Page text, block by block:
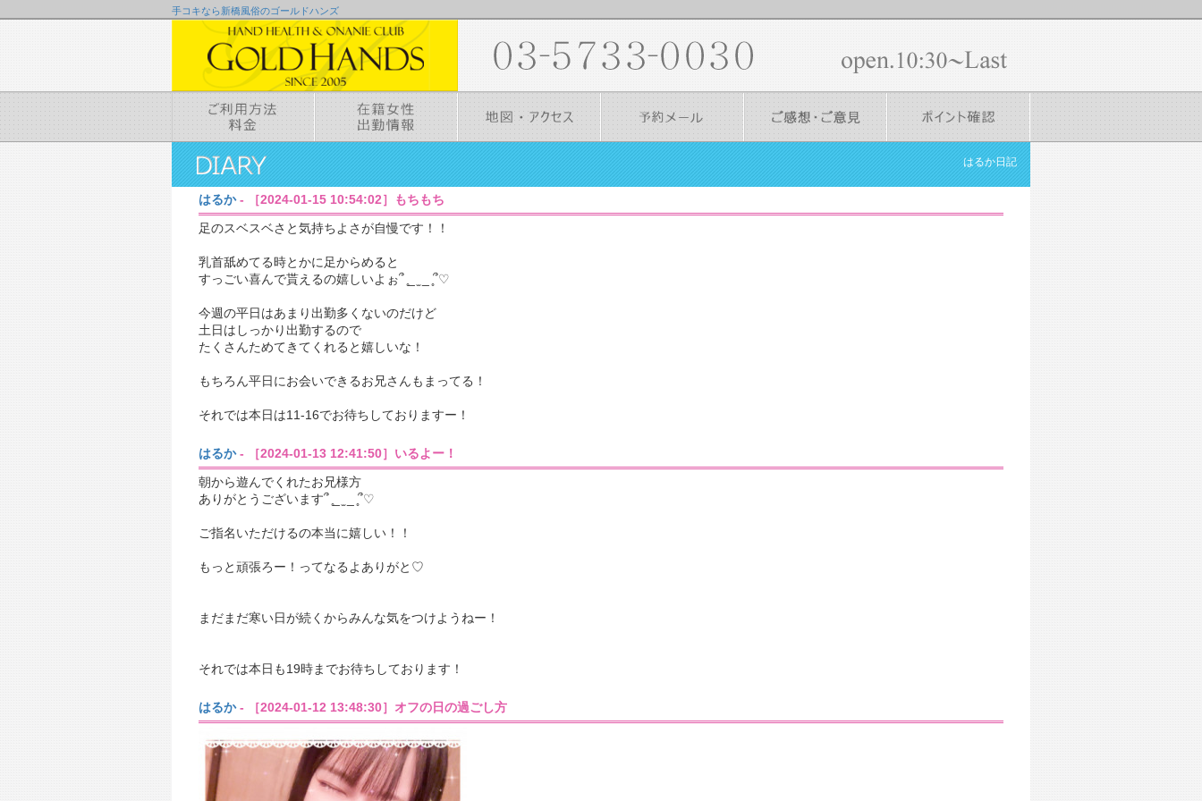
手コキなら新橋風俗のゴールドハンズ
はるか日記
はるか- ［2024-01-15 10:54:02］もちもち
足のスベスベさと気持ちよさが自慢です！！
乳首舐めてる時とかに足からめると
すっごい喜んで貰えるの嬉しいよぉ՞ ̥_ ̫ _ ̥՞♡
今週の平日はあまり出勤多くないのだけど
土日はしっかり出勤するので
たくさんためてきてくれると嬉しいな！
もちろん平日にお会いできるお兄さんもまってる！
それでは本日は11-16でお待ちしておりますー！
はるか- ［2024-01-13 12:41:50］いるよー！
朝から遊んでくれたお兄様方
ありがとうございます՞ ̥_ ̫ _ ̥՞♡
ご指名いただけるの本当に嬉しい！！
もっと頑張ろー！ってなるよありがと♡
まだまだ寒い日が続くからみんな気をつけようねー！
それでは本日も19時までお待ちしております！
はるか- ［2024-01-12 13:48:30］オフの日の過ごし方